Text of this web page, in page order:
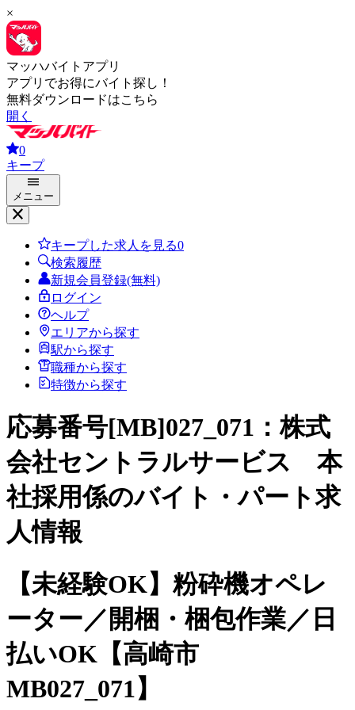
×
マッハバイトアプリ
アプリでお得にバイト探し！
無料ダウンロードはこちら
開く
0
キープ
メニュー
キープした求人を見る0
検索履歴
新規会員登録(無料)
ログイン
ヘルプ
エリアから探す
駅から探す
職種から探す
特徴から探す
応募番号[MB]027_071：株式
会社セントラルサービス 本
社採用係のバイト・パート求
人情報
【未経験OK】粉砕機オペレ
ーター／開梱・梱包作業／日
払いOK【高崎市
MB027_071】